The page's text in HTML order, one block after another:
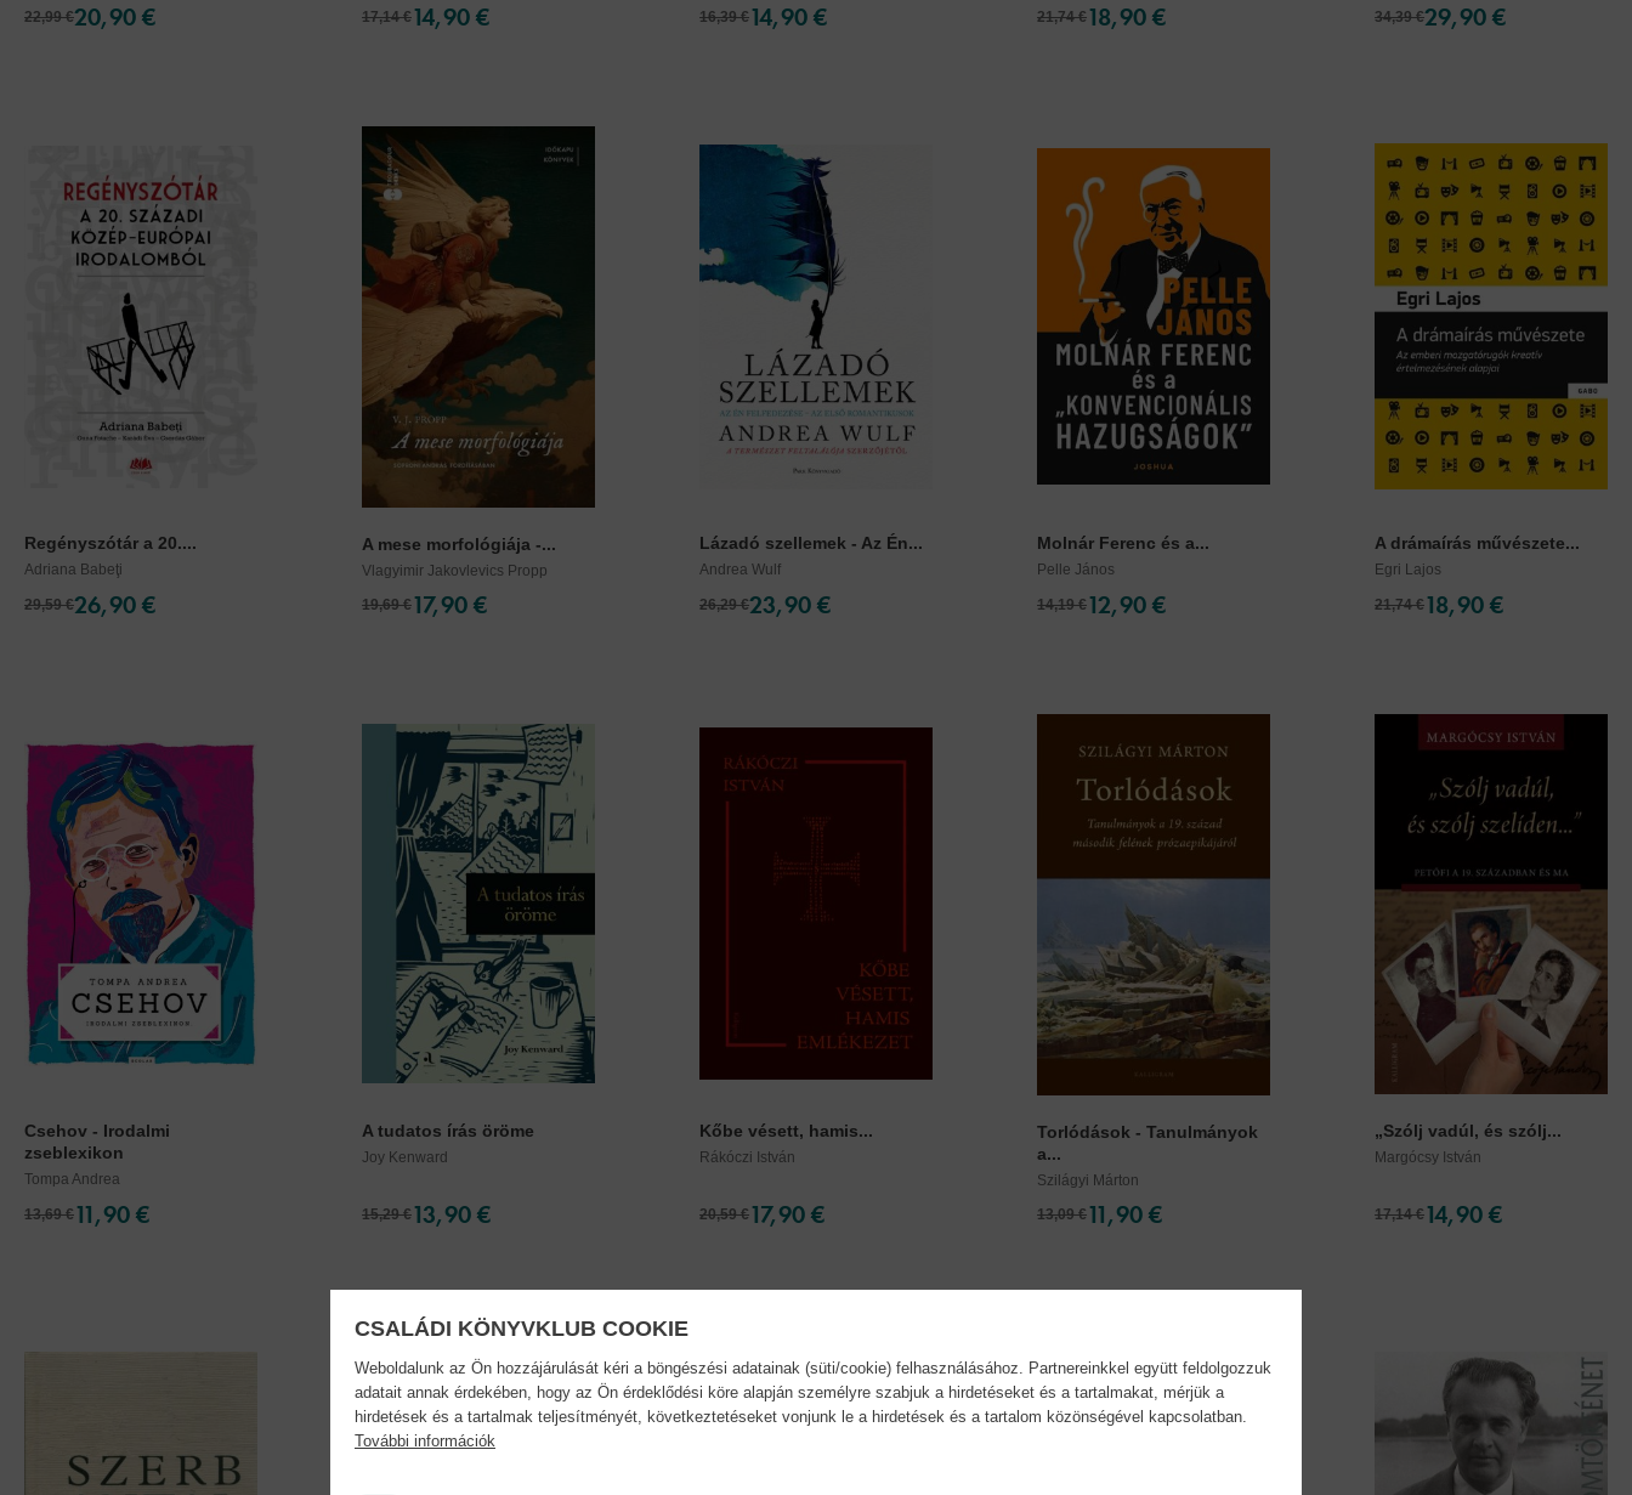
22,99 €20,90 € 17,14 €14,90 € 16,39 €14,90 € 21,74 €18,90 € 34,39 €29,90 €
Regényszótár a 20....
Adriana Babeţi
29,59 €26,90 €
A mese morfológiája -...
Vlagyimir Jakovlevics Propp
19,69 €17,90 €
Lázadó szellemek - Az Én...
Andrea Wulf
26,29 €23,90 €
Molnár Ferenc és a...
Pelle János
14,19 €12,90 €
A drámaírás művészete...
Egri Lajos
21,74 €18,90 €
Csehov - Irodalmi
zseblexikon
Tompa Andrea
13,69 €11,90 €
A tudatos írás öröme
Joy Kenward
15,29 €13,90 €
Kőbe vésett, hamis...
Rákóczi István
20,59 €17,90 €
Torlódások - Tanulmányok
a...
Szilágyi Márton
13,09 €11,90 €
„Szólj vadúl, és szólj...
Margócsy István
17,14 €14,90 €
CSALÁDI KÖNYVKLUB COOKIE
Weboldalunk az Ön hozzájárulását kéri a böngészési adatainak (süti/cookie) felhasználásához. Partnereinkkel együtt feldolgozzuk
adatait annak érdekében, hogy az Ön érdeklődési köre alapján személyre szabjuk a hirdetéseket és a tartalmakat, mérjük a
hirdetések és a tartalmak teljesítményét, következtetéseket vonjunk le a hirdetések és a tartalom közönségével kapcsolatban.
További információk